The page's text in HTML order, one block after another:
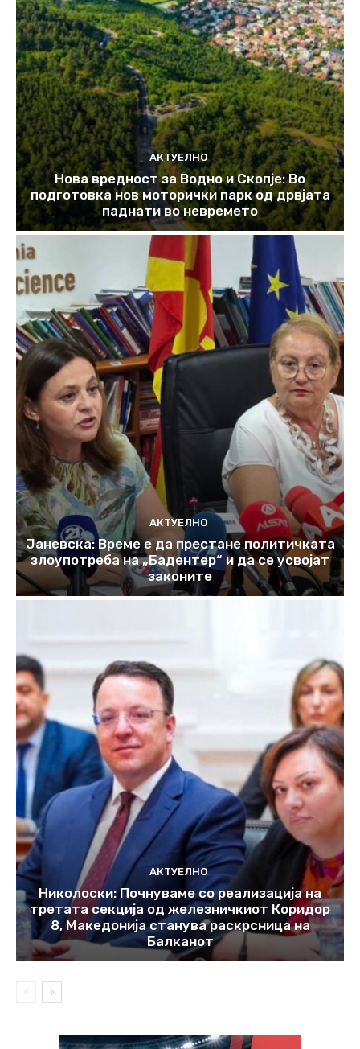
АКТУЕЛНО
Нова вредност за Водно и Скопје: Во
подготовка нов моторички парк од дрвјата
паднати во невремето
АКТУЕЛНО
Јаневска: Време е да престане политичката
злоупотреба на „Бадентер“ и да се усвојат
законите
АКТУЕЛНО
Николоски: Почнуваме со реализација на
третата секција од железничкиот Коридор
8, Македонија станува раскрсница на
Балканот